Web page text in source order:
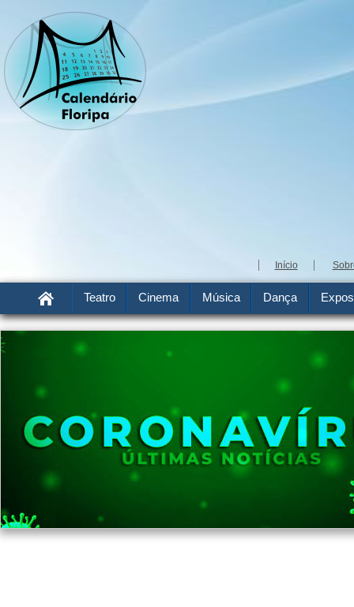
Início
Teatro Cinema Música Dança